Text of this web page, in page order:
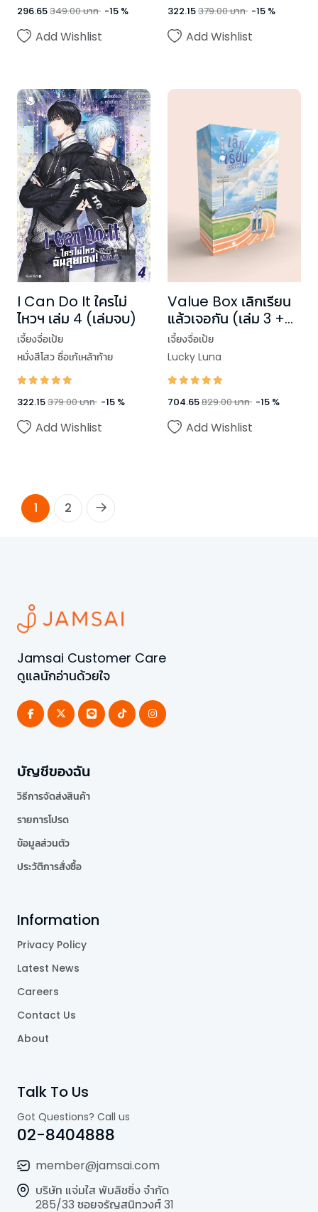
296.65349.00บาท -15 %
Add Wishlist
322.15379.00บาท -15 %
Add Wishlist
I Can Do It ใครไม่
ไหวฯ เล่ม 4 (เล่มจบ)
เจี้ยงจื่อเป้ย
หมั่งสีโสว ซื่อเก้เหล้าก้าย
322.15379.00บาท -15 %
Add Wishlist
Value Box เลิกเรียน
แล้วเจอกัน (เล่ม 3 +
Box)
เจี้ยงจื่อเป้ย
Lucky Luna
704.65829.00บาท -15 %
Add Wishlist
1 2
Jamsai Customer Care
ดูแลนักอ่านด้วยใจ
บัญชีของฉัน
วิธีการจัดส่งสินค้า
รายการโปรด
ข้อมูลส่วนตัว
ประวัติการสั่งซื้อ
Information
Privacy Policy
Latest News
Careers
Contact Us
About
Talk To Us
Got Questions? Call us
02-8404888
member@jamsai.com
บริษัท แจ่มใส พับลิชชิ่ง จำกัด
285/33 ซอยจรัญสนิทวงศ์ 31